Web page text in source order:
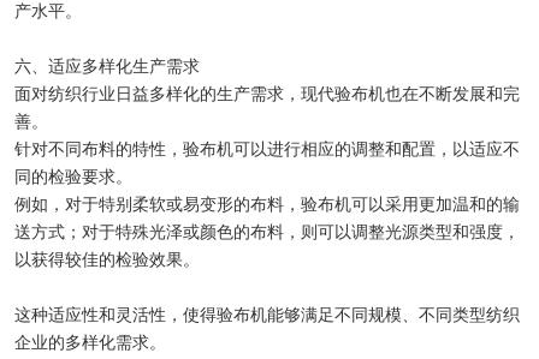
产水平。
六、适应多样化生产需求
面对纺织行业日益多样化的生产需求，现代验布机也在不断发展和完
善。
针对不同布料的特性，验布机可以进行相应的调整和配置，以适应不
同的检验要求。
例如，对于特别柔软或易变形的布料，验布机可以采用更加温和的输
送方式；对于特殊光泽或颜色的布料，则可以调整光源类型和强度，
以获得较佳的检验效果。
这种适应性和灵活性，使得验布机能够满足不同规模、不同类型纺织
企业的多样化需求。